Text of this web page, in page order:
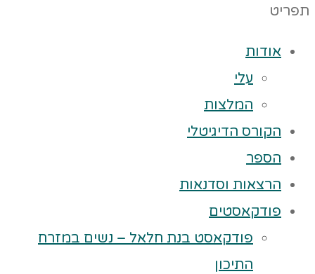
תפריט
אודות
עלי
המלצות
הקורס הדיגיטלי
הספר
הרצאות וסדנאות
פודקאסטים
פודקאסט בנת חלאל – נשים במזרח
התיכון